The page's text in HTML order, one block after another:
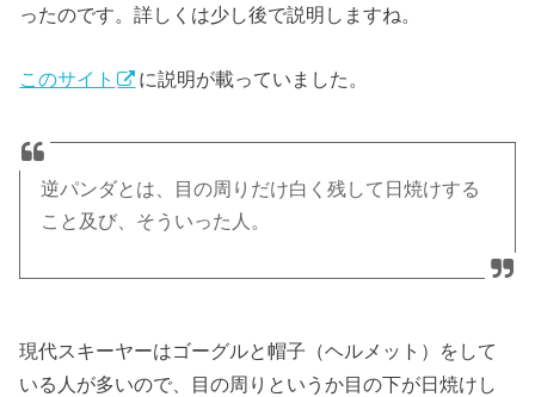
ったのです。詳しくは少し後で説明しますね。
このサイト に説明が載っていました。
逆パンダとは、目の周りだけ白く残して日焼けする
こと及び、そういった人。
現代スキーヤーはゴーグルと帽子（ヘルメット）をして
いる人が多いので、目の周りというか目の下が日焼けし